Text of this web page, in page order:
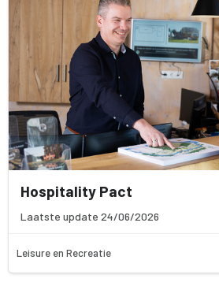
Hospitality Pact
Laatste update 24/06/2026
Leisure en Recreatie